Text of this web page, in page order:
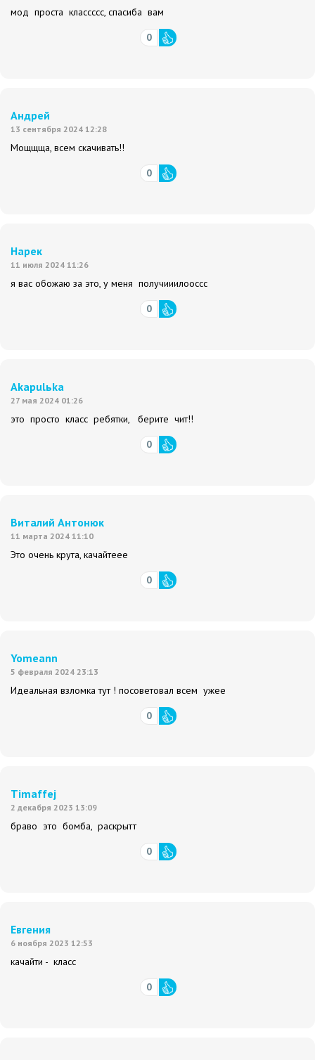
мод проста классссс, спасиба вам
0
Андрей
13 сентября 2024 12:28
Мощщща, всем скачивать!!
0
Нарек
11 июля 2024 11:26
я вас обожаю за это, у меня получииилооссс
0
Akapulьka
27 мая 2024 01:26
это просто класс ребятки, берите чит!!
0
Виталий Антонюк
11 марта 2024 11:10
Это очень крута, качайтеее
0
Yomeann
5 февраля 2024 23:13
Идеальная взломка тут ! посоветовал всем ужее
0
Timaffej
2 декабря 2023 13:09
браво это бомба, раскрытт
0
Евгения
6 ноября 2023 12:53
качайти - класс
0